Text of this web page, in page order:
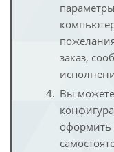
заказ,
Вы
оформить